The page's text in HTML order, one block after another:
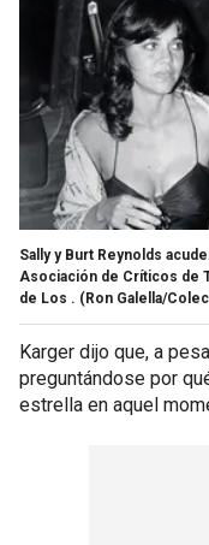
Sally y Burt Reynolds
Asociación de Críticos de
de Los . (Ron Galella/
Karger dijo que, a
preguntándose por
estrella en aquel